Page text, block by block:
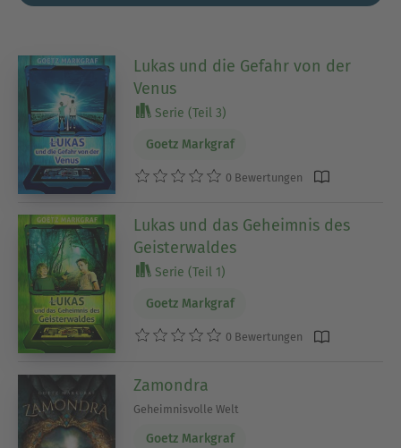
Lukas und die Gefahr von der
Venus
Serie (Teil 3)
Goetz Markgraf
0 Bewertungen
Lukas und das Geheimnis des
Geisterwaldes
Serie (Teil 1)
Goetz Markgraf
0 Bewertungen
Zamondra
Geheimnisvolle Welt
Goetz Markgraf